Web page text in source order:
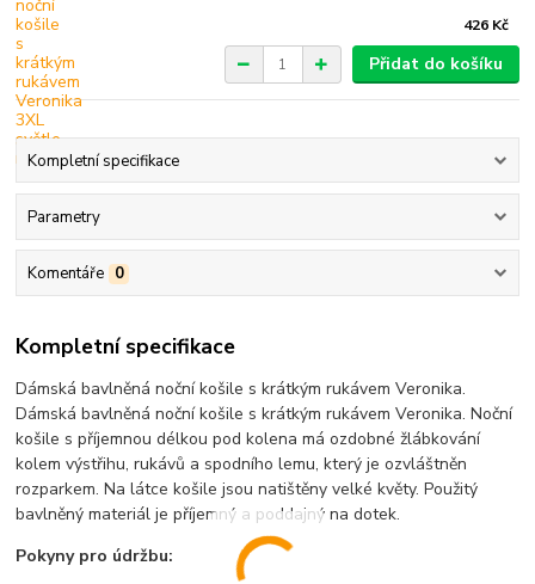
426 Kč
Přidat do košíku
Kompletní specifikace
Parametry
Komentáře 0
Kompletní specifikace
Dámská bavlněná noční košile s krátkým rukávem Veronika.
Dámská bavlněná noční košile s krátkým rukávem Veronika. Noční
košile s příjemnou délkou pod kolena má ozdobné žlábkování
kolem výstřihu, rukávů a spodního lemu, který je ozvláštněn
rozparkem. Na látce košile jsou natištěny velké květy. Použitý
bavlněný materiál je příjemný a poddajný na dotek.
Pokyny pro údržbu: